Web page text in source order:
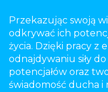
Przekazując swoją
odkrywać ich
życia. Dzięki pracy z
odnajdywaniu siły
potencjałów oraz
świadomość ducha i